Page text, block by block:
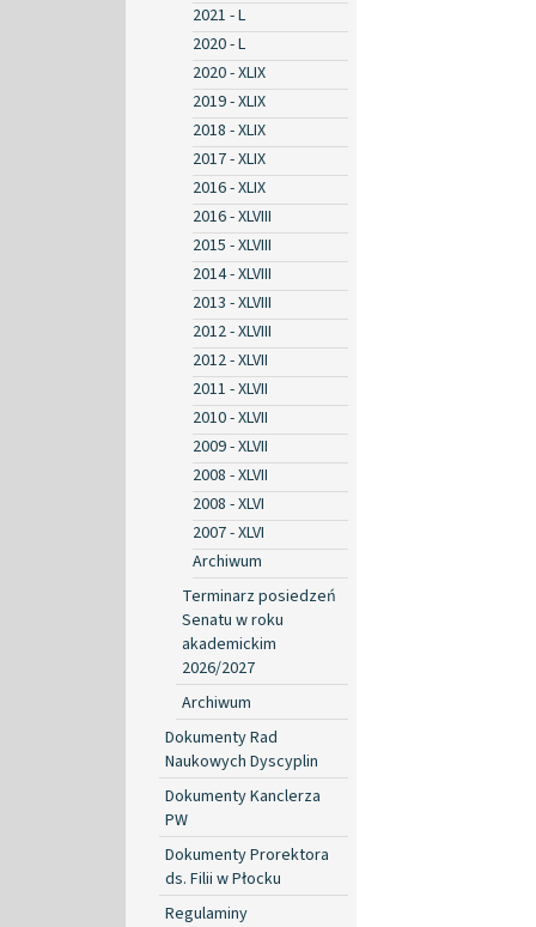
2021 - L
2020 - L
2020 - XLIX
2019 - XLIX
2018 - XLIX
2017 - XLIX
2016 - XLIX
2016 - XLVIII
2015 - XLVIII
2014 - XLVIII
2013 - XLVIII
2012 - XLVIII
2012 - XLVII
2011 - XLVII
2010 - XLVII
2009 - XLVII
2008 - XLVII
2008 - XLVI
2007 - XLVI
Archiwum
Terminarz posiedzeń
Senatu w roku
akademickim
2026/2027
Archiwum
Dokumenty Rad
Naukowych Dyscyplin
Dokumenty Kanclerza
PW
Dokumenty Prorektora
ds. Filii w Płocku
Regulaminy